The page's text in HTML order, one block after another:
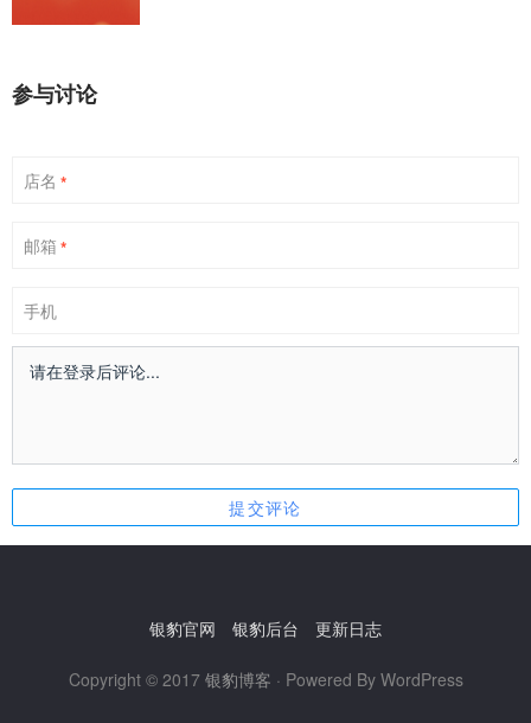
参与讨论
店名 *
邮箱 *
手机
银豹官网 银豹后台 更新日志
Copyright © 2017 银豹博客 · Powered By WordPress